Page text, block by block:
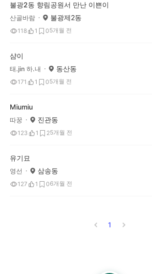
불광2동 향림공원서 만난 이쁜이
산골바람 불광제2동
118 1 05개월 전
샴이
태.jin 하.내 동산동
171 1 05개월 전
Miumiu
따꿍 진관동
123 1 25개월 전
유기묘
영선 삼송동
127 1 06개월 전
1